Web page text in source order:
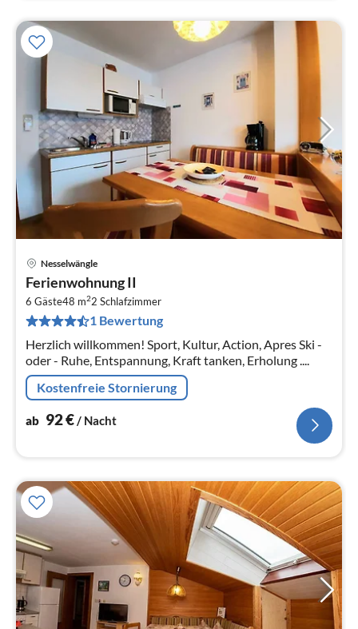
Nesselwängle
Ferienwohnung II
6 Gäste48 m22 Schlafzimmer
1 Bewertung
Herzlich willkommen! Sport, Kultur, Action, Apres Ski -
oder - Ruhe, Entspannung, Kraft tanken, Erholung ....
Kostenfreie Stornierung
ab 92€/ Nacht